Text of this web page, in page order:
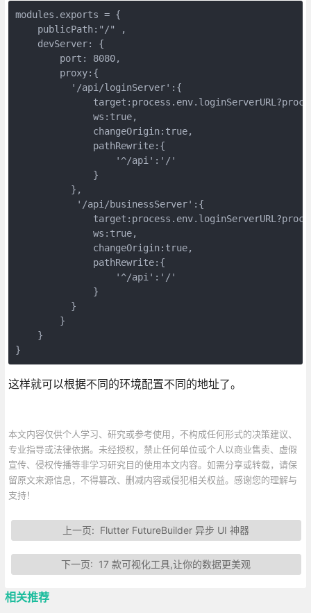
modules.exports = {
    publicPath:"/" ,
    devServer: {
        port: 8080,
        proxy:{
          '/api/loginServer':{
              ws:true,
              changeOrigin:true,
              pathRewrite:{
                  '^/api':'/'
              }
          },
           '/api/businessServer':{
              ws:true,
              changeOrigin:true,
              pathRewrite:{
                  '^/api':'/'
              }
          }
        }
    }
}
这样就可以根据不同的环境配置不同的地址了。
本文内容仅供个人学习、研究或参考使用，不构成任何形式的决策建议、
专业指导或法律依据。未经授权，禁止任何单位或个人以商业售卖、虚假
宣传、侵权传播等非学习研究目的使用本文内容。如需分享或转载，请保
留原文来源信息，不得篡改、删减内容或侵犯相关权益。感谢您的理解与
支持！
上一页: Flutter FutureBuilder 异步 UI 神器
下一页: 17 款可视化工具,让你的数据更美观
相关推荐